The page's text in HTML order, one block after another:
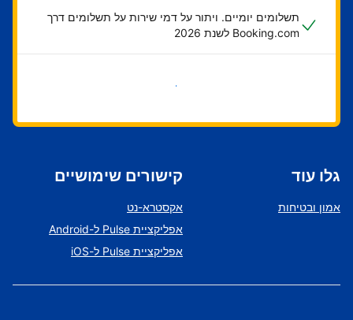
תשלומים יומיים. ויתור על דמי שירות על תשלומים דרך
Booking.com לשנת 2026
בואו נתחיל
גלו עוד
אמון ובטיחות
קישורים שימושיים
אקסטרא-נט
אפליקציית Pulse ל-Android
אפליקציית Pulse ל-iOS